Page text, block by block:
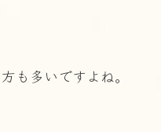
も多いですよね。